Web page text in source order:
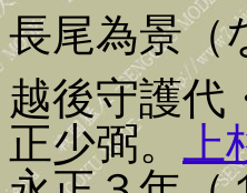
長尾為景
越後守護代
正少弼。